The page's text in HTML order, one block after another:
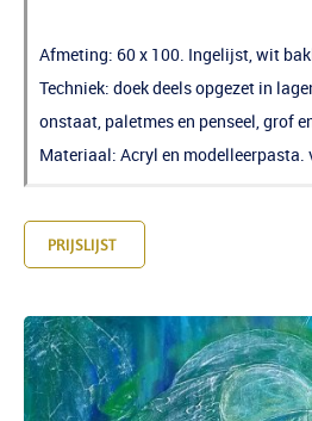
Afmeting: 60 x 100. Ingelijst, wit
Techniek: doek deels opgezet in
onstaat, paletmes en penseel, grof
Materiaal: Acryl en modelleerpasta.
PRIJSLIJST